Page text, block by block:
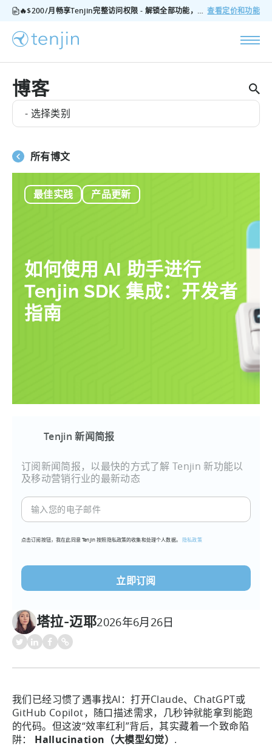
🔥$200/月畅享Tenjin完整访问权限 - 解锁全部功能，无隐藏费用，随时可取消 查看定价和功能
博客
- 选择类别
所有博文
最佳实践 产品更新
如何使用 AI 助手进行
Tenjin SDK 集成：开发者
指南
Tenjin 新闻简报
订阅新闻简报，以最快的方式了解 Tenjin 新功能以
及移动营销行业的最新动态
输
入
的
子
邮
(必
须填
写）
点击订阅按钮，我在此同意 Tenjin 按照隐私政策的收集和处理个人数据。隐私政策
塔拉-迈耶2026年6月26日
我们已经习惯了遇事找AI：打开Claude、ChatGPT或
GitHub Copilot，随口描述需求，几秒钟就能拿到能跑
的代码。但这波“效率红利”背后，其实藏着一个致命陷
阱：
Hallucination（大模型幻觉） .